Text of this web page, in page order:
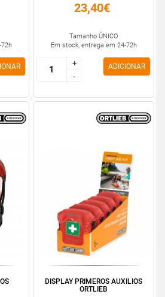
23,40€
Tamanho ÚNICO
Em stock, entrega em 24-72h
+
-
+
-
ADICIONAR
DISPLAY PRIMEROS AUXILIOS
ORTLIEB